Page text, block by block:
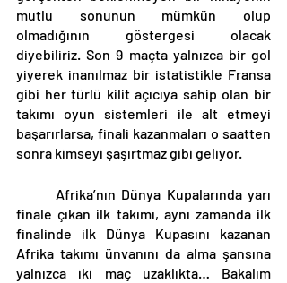
mutlu sonunun mümkün olup
olmadığının göstergesi olacak
diyebiliriz. Son 9 maçta yalnızca bir gol
yiyerek inanılmaz bir istatistikle Fransa
gibi her türlü kilit açıcıya sahip olan bir
takımı oyun sistemleri ile alt etmeyi
başarırlarsa, finali kazanmaları o saatten
sonra kimseyi şaşırtmaz gibi geliyor.
finale çıkan ilk takımı, aynı zamanda ilk
finalinde ilk Dünya Kupasını kazanan
Afrika takımı ünvanını da alma şansına
yalnızca iki maç uzaklıkta… Bakalım